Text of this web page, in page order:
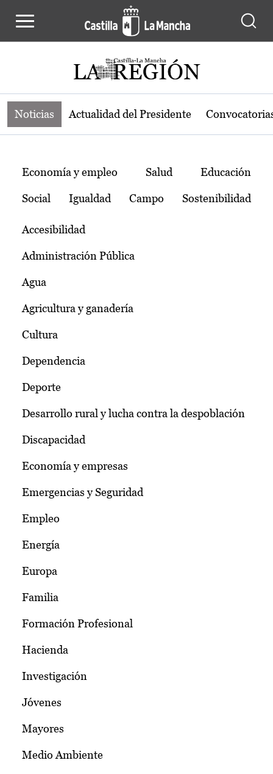
Noticias de la región de Castilla-La
Noticias Actualidad del Presidente
Temas
Economía y empleo Salud Educación
Social Igualdad Campo Sostenibilidad
Accesibilidad
Administración Pública
Agua
Agricultura y ganadería
Cultura
Dependencia
Deporte
Desarrollo rural y lucha contra la despoblación
Discapacidad
Economía y empresas
Emergencias y Seguridad
Empleo
Energía
Europa
Familia
Formación Profesional
Hacienda
Investigación
Jóvenes
Mayores
Medio Ambiente